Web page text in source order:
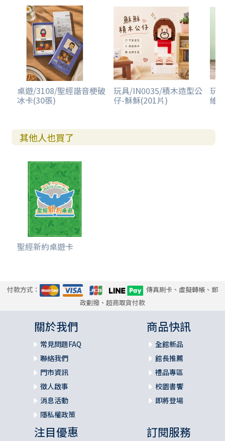
桌遊/3108/聖經諧音梗破
冰卡(30張)
玩具/IN0035/積木造型公
仔-穌穌(201片)
玩
維
其他人也買了
聖經新約桌遊卡
付款方式：
傳真刷卡、虛擬轉帳、郵
政劃撥、超商取貨付款
關於我們
常見問題FAQ
聯絡我們
門市資訊
徵人啟事
消息活動
隱私權政策
商品快訊
全館新品
館長推薦
禮品專區
校園書饗
即將登場
注目優惠 訂閱服務